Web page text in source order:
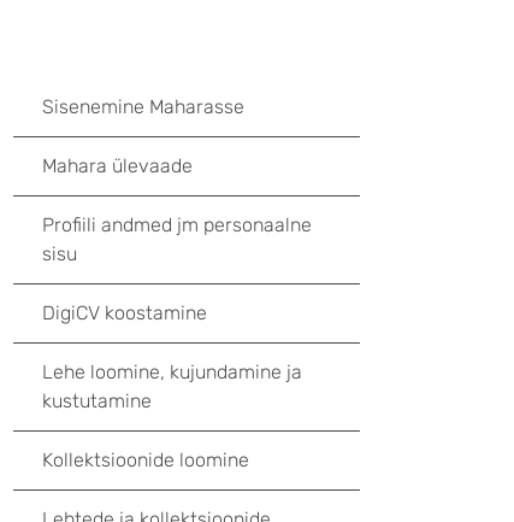
Sisenemine Maharasse
Mahara ülevaade
Profiili andmed jm personaalne
sisu
DigiCV koostamine
Lehe loomine, kujundamine ja
kustutamine
Kollektsioonide loomine